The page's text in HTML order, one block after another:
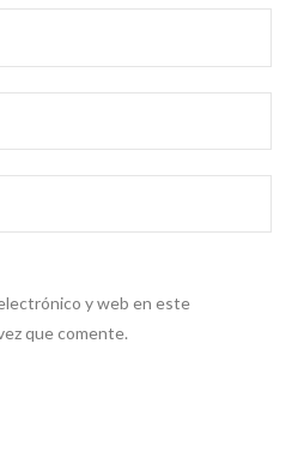
y web en este
que comente.